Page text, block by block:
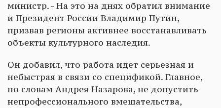
министр. - На это на днях обратил внимание
и Президент России Владимир Путин,
призвав регионы активнее восстанавливать
объекты культурного наследия.
Он добавил, что работа идет серьезная и
небыстрая в связи со спецификой. Главное,
по словам Андрея Назарова, не допустить
непрофессионального вмешательства,